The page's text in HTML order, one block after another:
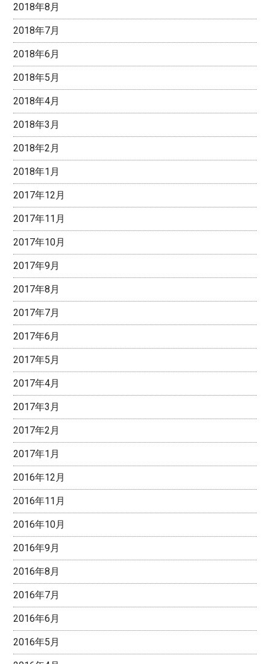
2018年8月
2018年7月
2018年6月
2018年5月
2018年4月
2018年3月
2018年2月
2018年1月
2017年12月
2017年11月
2017年10月
2017年9月
2017年8月
2017年7月
2017年6月
2017年5月
2017年4月
2017年3月
2017年2月
2017年1月
2016年12月
2016年11月
2016年10月
2016年9月
2016年8月
2016年7月
2016年6月
2016年5月